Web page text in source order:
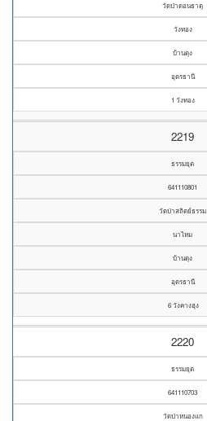
วัดป่าดอนธาตุ
วังทอง
บ้านดุง
อุดรธานี
1 วังทอง
2219
ธรรมยุต
641110801
วัดป่าสถิตย์ธรรม
นาไหม
บ้านดุง
อุดรธานี
6 วังคางฮุง
2220
ธรรมยุต
641110703
วัดป่าหนองแก